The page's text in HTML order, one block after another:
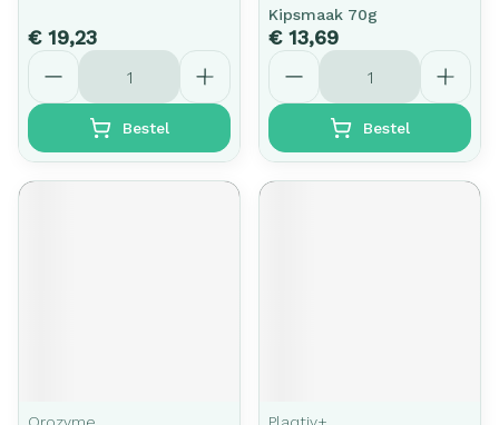
€ 19,23
Aantal
Bestel
Kipsmaak 70g
€ 13,69
Aantal
Bestel